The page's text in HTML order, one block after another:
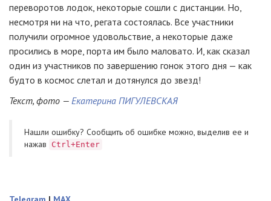
переворотов лодок, некоторые сошли с дистанции. Но,
несмотря ни на что, регата состоялась. Все участники
получили огромное удовольствие, а некоторые даже
просились в море, порта им было маловато. И, как сказал
один из участников по завершению гонок этого дня — как
будто в космос слетал и дотянулся до звезд!
Текст, фото — Екатерина ПИГУЛЕВСКАЯ
Нашли ошибку? Cообщить об ошибке можно, выделив ее и
нажав
Ctrl+Enter